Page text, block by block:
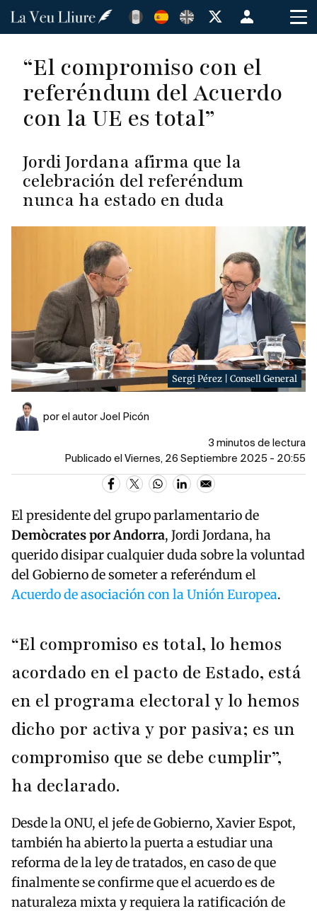
Pasar
principal
Menú
de
cuenta
de
usuario
“El compromiso con el
referéndum del Acuerdo
con la UE es total”
Jordi Jordana afirma que la
celebración del referéndum
nunca ha estado en duda
Sergi Pérez | Consell General
por el autor Joel Picón
3 minutos de lectura
Publicado el Viernes, 26 Septiembre 2025 - 20:55
El presidente del grupo parlamentario de
Demòcrates por Andorra, Jordi Jordana, ha
querido disipar cualquier duda sobre la voluntad
del Gobierno de someter a referéndum el
Acuerdo de asociación con la Unión Europea.
“El compromiso es total, lo hemos
acordado en el pacto de Estado, está
en el programa electoral y lo hemos
dicho por activa y por pasiva; es un
compromiso que se debe cumplir”,
ha declarado.
Desde la ONU, el jefe de Gobierno, Xavier Espot,
también ha abierto la puerta a estudiar una
reforma de la ley de tratados, en caso de que
finalmente se confirme que el acuerdo es de
naturaleza mixta y requiera la ratificación de